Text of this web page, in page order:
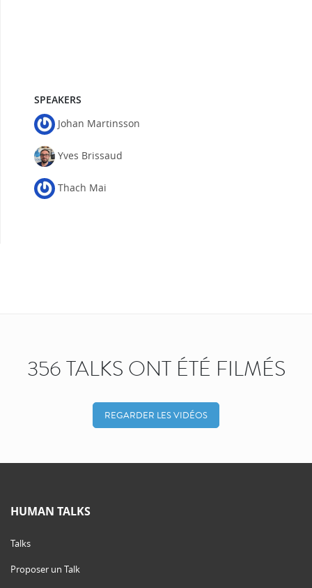
SPEAKERS
Johan Martinsson
Yves Brissaud
Thach Mai
356 TALKS ONT ÉTÉ FILMÉS
REGARDER LES VIDÉOS
HUMAN TALKS
Talks
Proposer un Talk